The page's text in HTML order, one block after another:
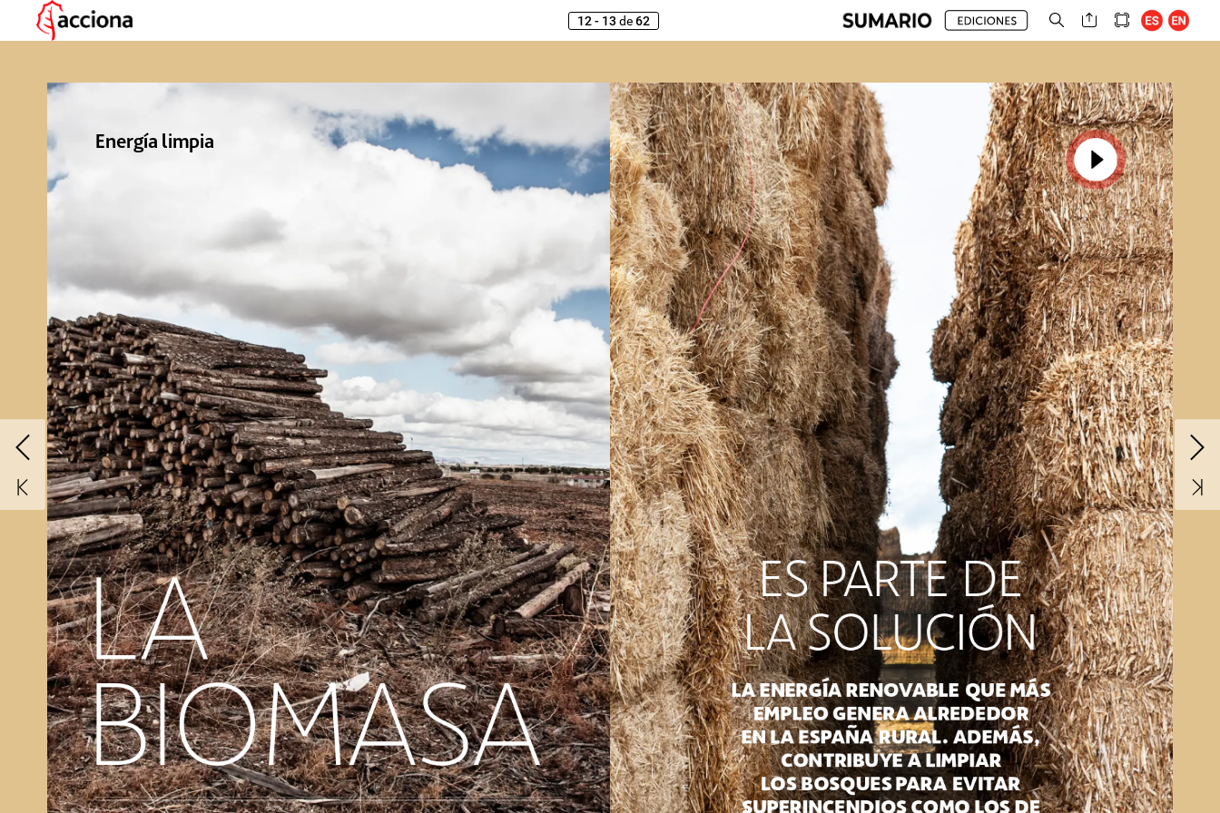
12 - 13 de 62
LA
BIOMASA
Energía limpia
ESPARTE DE
LASOLUCIÓN
LAENERGÍARENOVABLE QUEMÁS
EMPLEOGENERAALREDEDOR
ENLAESPAÑA RURAL. ADEMÁS,
CONTRIBUYEALIMPIAR
LOSBOSQUESPARA EVITAR
SUPERINCENDIOSCOMOLOSDE